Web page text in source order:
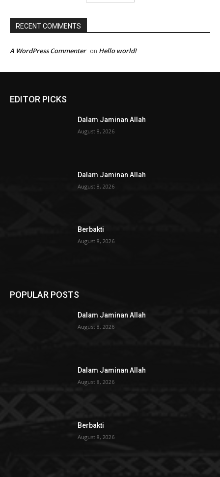
RECENT COMMENTS
A WordPress Commenter on Hello world!
EDITOR PICKS
Dalam Jaminan Allah
August 8, 2026
Dalam Jaminan Allah
August 8, 2026
Berbakti
August 8, 2026
POPULAR POSTS
Dalam Jaminan Allah
August 8, 2026
Dalam Jaminan Allah
August 8, 2026
Berbakti
August 8, 2026